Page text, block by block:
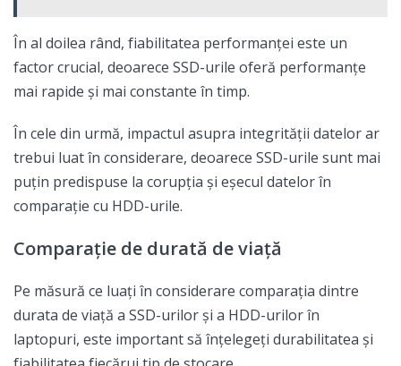
În al doilea rând, fiabilitatea performanței este un
factor crucial, deoarece SSD-urile oferă performanțe
mai rapide și mai constante în timp.
În cele din urmă, impactul asupra integrității datelor ar
trebui luat în considerare, deoarece SSD-urile sunt mai
puțin predispuse la corupția și eșecul datelor în
comparație cu HDD-urile.
Comparație de durată de viață
Pe măsură ce luați în considerare comparația dintre
durata de viață a SSD-urilor și a HDD-urilor în
laptopuri, este important să înțelegeți durabilitatea și